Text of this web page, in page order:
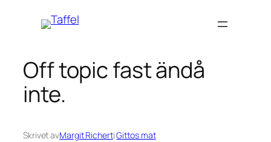
Off topic fast ändå
inte.
Skrivet avMargit RichertiGittos mat